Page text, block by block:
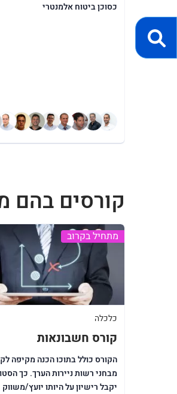
כסוכן ביטוח אלמנטרי
קורסים בהם
מתחיל בקרוב
כלכלה
קורס חשבונאות
הקורס כולל בתוכו הכנה מקיפה
מבחני רשות ניירות הערך. כך
יקבל רישיון על היותו יועץ/משווק